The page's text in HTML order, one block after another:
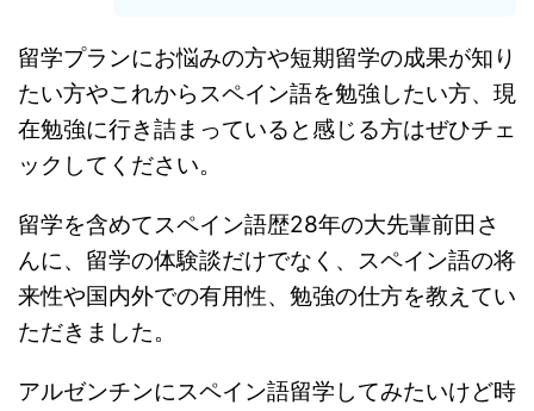
留学プランにお悩みの方や短期留学の成果が知り
たい方やこれからスペイン語を勉強したい方、現
在勉強に行き詰まっていると感じる方はぜひチェ
ックしてください。
留学を含めてスペイン語歴28年の大先輩前田さ
んに、留学の体験談だけでなく、スペイン語の将
来性や国内外での有用性、勉強の仕方を教えてい
ただきました。
アルゼンチンにスペイン語留学してみたいけど時